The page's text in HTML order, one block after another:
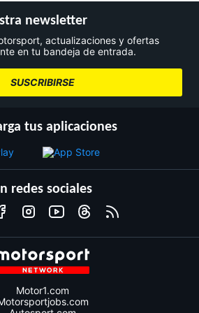
newsletter
actualizaciones y ofertas
en tu bandeja de entrada.
SUSCRIBIRSE
tus aplicaciones
redes sociales
Motor1.com